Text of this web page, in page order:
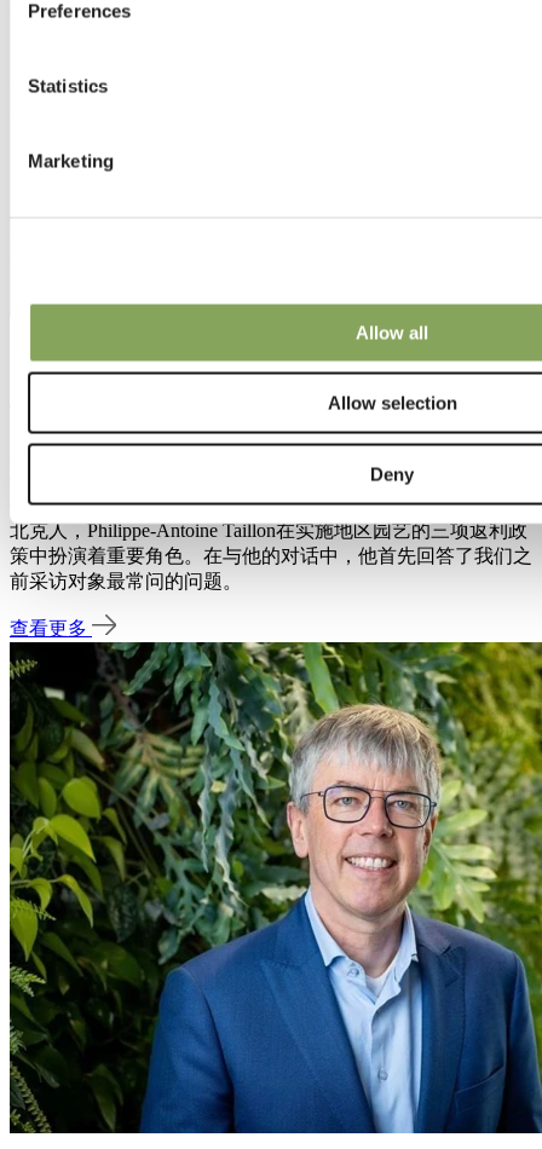
Preferences
Statistics
Marketing
Allow all
Allow selection
Deny
在本期“对话…”系列中，我们采访了Philippe-Antoine Taillon，
他是魁北克农业、渔业和食品部（MAPAQ）温室蔬菜和水果
作物的专家顾问。作为一名为魁北克种植者提供支持建议的魁
北克人，Philippe-Antoine Taillon在实施地区园艺的三项返利政
策中扮演着重要角色。在与他的对话中，他首先回答了我们之
前采访对象最常问的问题。
查看更多